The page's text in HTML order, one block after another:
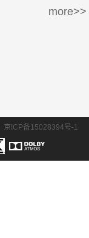
more>>
京ICP备15028394号-1